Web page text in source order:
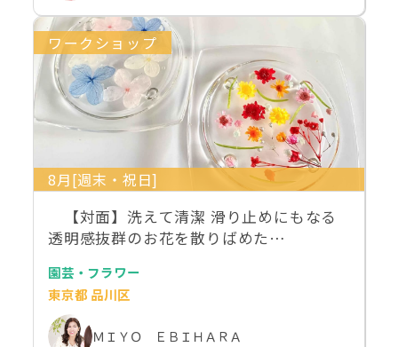
ワークショップ
8月[週末・祝日]
【対面】洗えて清潔 滑り止めにもなる
透明感抜群のお花を散りばめた…
園芸・フラワー
東京都 品川区
ＭＩＹＯ ＥＢＩＨＡＲＡ